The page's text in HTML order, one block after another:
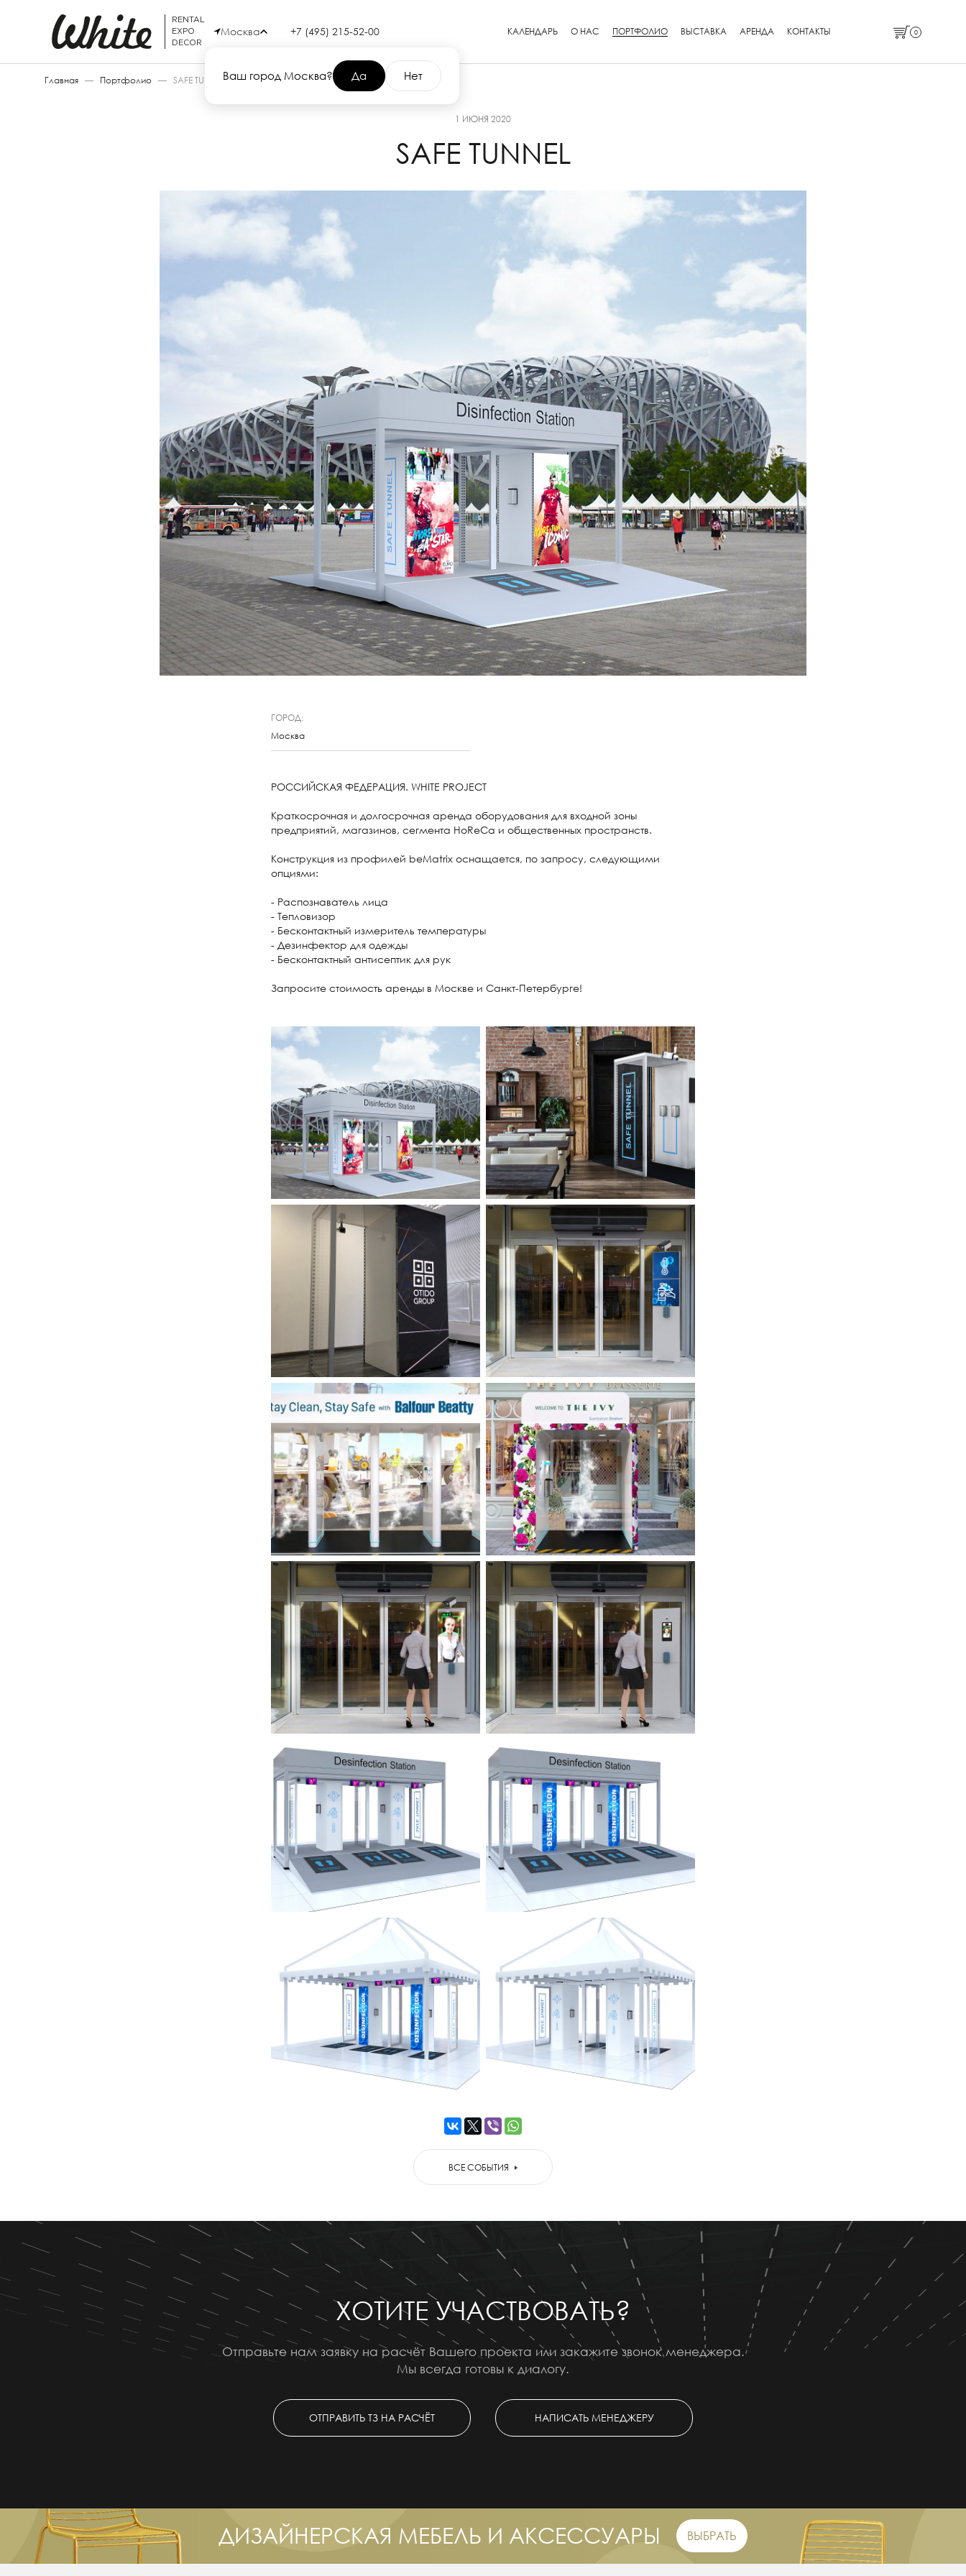
RENTAL
EXPO
DECOR
Москва
Ваш город Москва? Да Нет
+7 (495) 215-52-00 КАЛЕНДАРЬ О НАС ПОРТФОЛИО ВЫСТАВКА АРЕНДА КОНТАКТЫ 0
Главная — Портфолио — SAFE TUNNEL
1 ИЮНЯ 2020
SAFE TUNNEL
ГОРОД:
Москва
РОССИЙСКАЯ ФЕДЕРАЦИЯ. WHITE PROJECT
Краткосрочная и долгосрочная аренда оборудования для входной зоны
предприятий, магазинов, сегмента HoReCa и общественных пространств.
Конструкция из профилей beMatrix оснащается, по запросу, следующими
опциями:
- Распознаватель лица
- Тепловизор
- Бесконтактный измеритель температуры
- Дезинфектор для одежды
- Бесконтактный антисептик для рук
Запросите стоимость аренды в Москве и Санкт-Петербурге!
ВСЕ СОБЫТИЯ
ХОТИТЕ УЧАСТВОВАТЬ?
Отправьте нам заявку на расчёт Вашего проекта или закажите звонок менеджера.
Мы всегда готовы к диалогу.
ОТПРАВИТЬ ТЗ НА РАСЧЁТ НАПИСАТЬ МЕНЕДЖЕРУ
ДИЗАЙНЕРСКАЯ МЕБЕЛЬ И АКСЕССУАРЫ ВЫБРАТЬ